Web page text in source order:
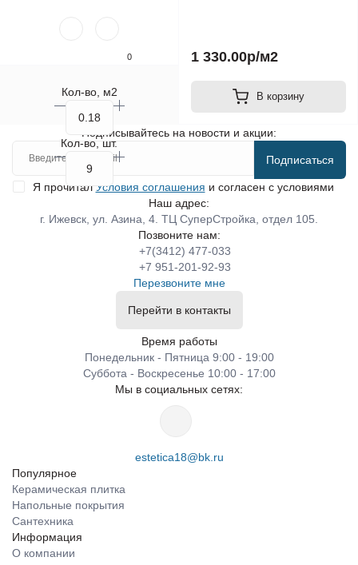
0
Кол-во, м2
Кол-во, шт.
1 330.00р/м2
В корзину
Подписывайтесь на новости и акции:
Подписаться
Я прочитал Условия соглашения и согласен с условиями
Наш адрес:
г. Ижевск, ул. Азина, 4. ТЦ СуперСтройка, отдел 105.
Позвоните нам:
+7(3412) 477-033
+7 951-201-92-93
Перезвоните мне
Перейти в контакты
Время работы
Понедельник - Пятница 9:00 - 19:00
Суббота - Воскресенье 10:00 - 17:00
Мы в социальных сетях:
estetica18@bk.ru
Популярное
Керамическая плитка
Напольные покрытия
Сантехника
Информация
О компании